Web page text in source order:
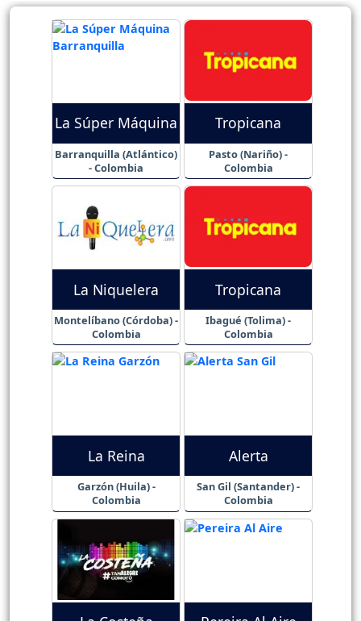
La Súper Máquina
Barranquilla (Atlántico)
- Colombia
Tropicana
Pasto (Nariño) -
Colombia
La Niquelera
Montelíbano (Córdoba) -
Colombia
Tropicana
Ibagué (Tolima) -
Colombia
La Reina
Garzón (Huila) -
Colombia
Alerta
San Gil (Santander) -
Colombia